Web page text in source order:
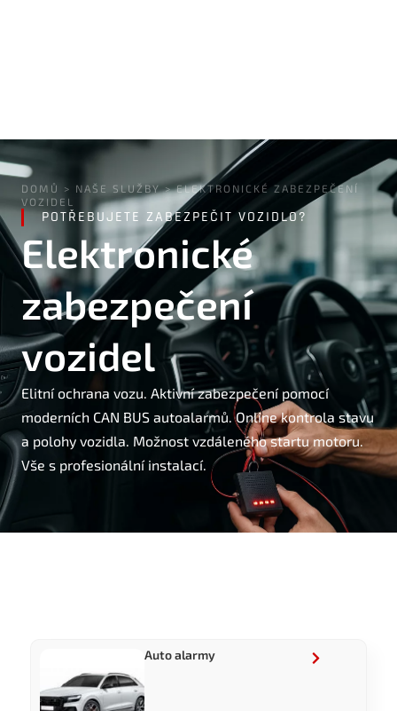
DOMŮ > NAŠE SLUŽBY>ELEKTRONICKÉ ZABEZPEČENÍ
VOZIDEL
POTŘEBUJETE ZABEZPEČIT VOZIDLO?
Elektronické
zabezpečení
vozidel
Elitní ochrana vozu. Aktivní zabezpečení pomocí
moderních CAN BUS autoalarmů. Online kontrola stavu
a polohy vozidla. Možnost vzdáleného startu motoru.
Vše s profesionální instalací.
Auto alarmy